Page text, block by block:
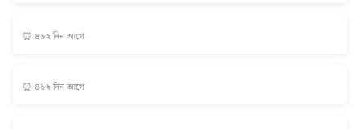
⏰ ৪৮২ দিন আগে
⏰ ৪৮২ দিন আগে